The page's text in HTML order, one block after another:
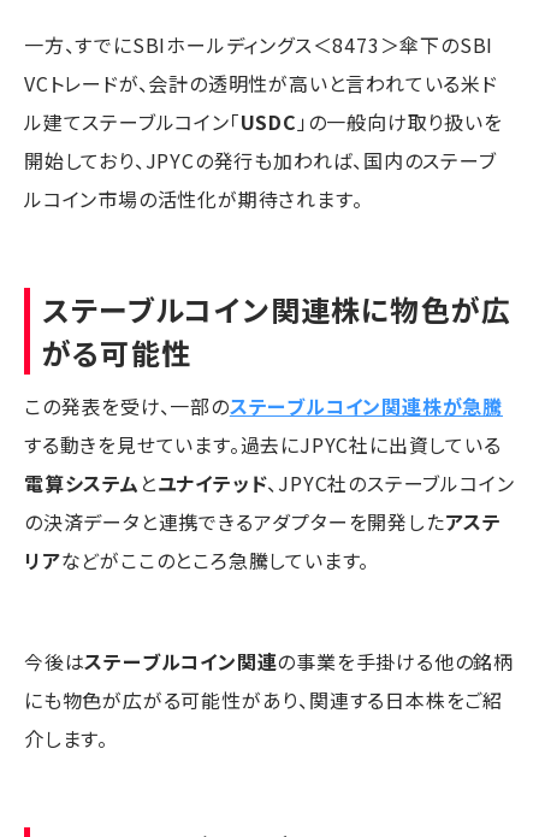
一方、すでにSBIホールディングス＜8473＞傘下のSBI
VCトレードが、会計の透明性が高いと言われている米ド
ル建てステーブルコイン「USDC 」の一般向け取り扱いを
開始しており、JPYCの発行も加われば、国内のステーブ
ルコイン市場の活性化が期待されます。
ステーブルコイン関連株に物色が広
がる可能性
この発表を受け、一部のステーブルコイン関連株が急騰
する動きを見せています。過去にJPYC社に出資している
電算システム とユナイテッド、JPYC社のステーブルコイン
の決済データと連携できるアダプターを開発したアステ
リアなどがここのところ急騰しています。
今後はステーブルコイン関連の事業を手掛ける他の銘柄
にも物色が広がる可能性があり、関連する日本株をご紹
介します。